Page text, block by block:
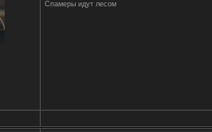
Спамеры идут лесом